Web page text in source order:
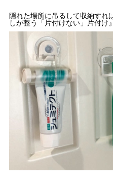
隠れた場所に吊るして収納すれ
しが整う「片付けない」片付け